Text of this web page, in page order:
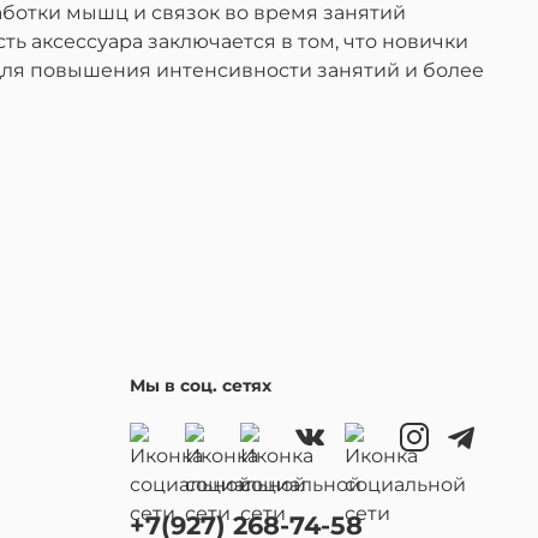
мышц и связок во время занятий
заключается в том, что новички
повышения интенсивности занятий и более
Мы в соц. сетях
+7(927) 268-74-58